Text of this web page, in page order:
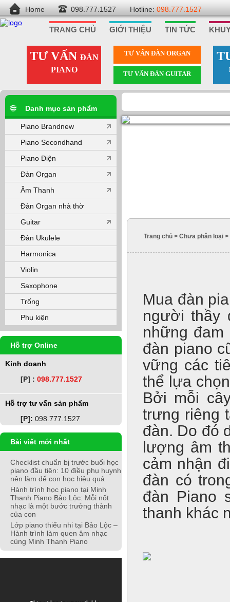
Home 098.777.1527 Hotline: 098.777.1527
TRANG CHỦ GIỚI THIỆU TIN TỨC
TƯ VẤN ĐÀN
PIANO
TƯ VẤN ÐÀN ORGAN
TƯ VẤN ÐÀN GUITAR
Danh mục sản phẩm
Piano Brandnew
Piano Secondhand
Piano Điện
Đàn Organ
Âm Thanh
Đàn Organ nhà thờ
Guitar
Đàn Ukulele
Harmonica
Violin
Saxophone
Trống
Phụ kiện
Hỗ trợ Online
Kinh doanh
[P] : 098.777.1527
Hỗ trợ tư vấn sản phẩm
[P]: 098.777.1527
Bài viết mới nhất
Checklist chuẩn bị trước buổi học
piano đầu tiên: 10 điều phụ huynh
nên làm để con học hiệu quả
Hành trình học piano tại Minh
Thanh Piano Bảo Lộc: Mỗi nốt
nhạc là một bước trưởng thành
của con
Lớp piano thiếu nhi tại Bảo Lộc –
Hành trình làm quen âm nhạc
cùng Minh Thanh Piano
Trang chủ > Chưa phân loại >
Mua đàn
người thầy
những đam
đàn piano
vững các
thể lựa
Bởi mỗi
trưng riêng
đàn. Do đó
lượng âm
cảm nhận
đàn có
đàn Piano
thanh khác